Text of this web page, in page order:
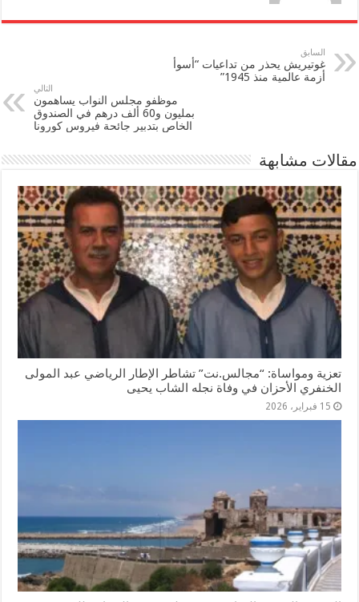
السابق
غوتيريش يحذر من تداعيات “أسوأ
أزمة عالمية منذ 1945”
التالي
موظفو مجلس النواب يساهمون
بمليون و60 ألف درهم في الصندوق
الخاص بتدبير جائحة فيروس كورونا
مقالات مشابهة
تعزية ومواساة: “مجالس.نت” تشاطر الإطار الرياضي عبد المولى
الخنفري الأحزان في وفاة نجله الشاب يحيى
15 فبراير، 2026